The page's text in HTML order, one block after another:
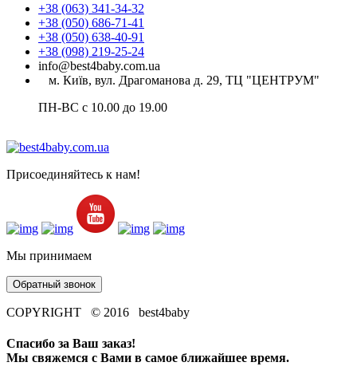
+38 (063) 341-34-32
+38 (050) 686-71-41
+38 (050) 638-40-91
+38 (098) 219-25-24
info@best4baby.com.ua
м. Київ, вул. Драгоманова д. 29, ТЦ "ЦЕНТРУМ"
ПН-ВС с 10.00 до 19.00
Присоединяйтесь к нам!
Мы принимаем
Обратный звонок
COPYRIGHT © 2016 best4baby
Спасибо за Ваш заказ!
Мы свяжемся с Вами в самое ближайшее время.